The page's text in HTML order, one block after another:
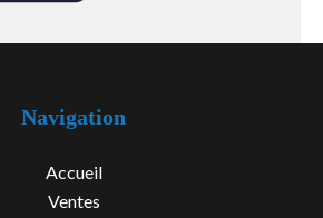
Navigation
Accueil
Ventes